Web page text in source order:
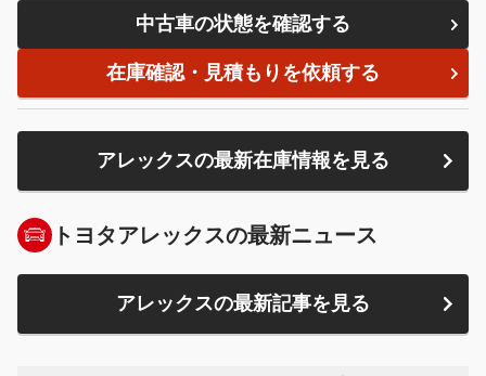
中古車の状態を確認する
在庫確認・見積もりを依頼する
アレックスの最新在庫情報を見る
トヨタアレックスの最新ニュース
アレックスの最新記事を見る